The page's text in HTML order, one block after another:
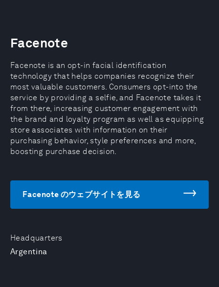
Headquarters
Argentina
Facenote
Facenote is an opt-in facial identification
technology that helps companies recognize their
most valuable customers. Consumers opt-into the
service by providing a selfie, and Facenote takes it
from there, increasing customer engagement with
the brand and loyalty program as well as equipping
store associates with information on their
purchasing behavior, style preferences and more,
boosting purchase decision.
Facenote のウェブサイトを見る